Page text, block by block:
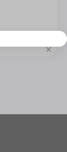
cookie